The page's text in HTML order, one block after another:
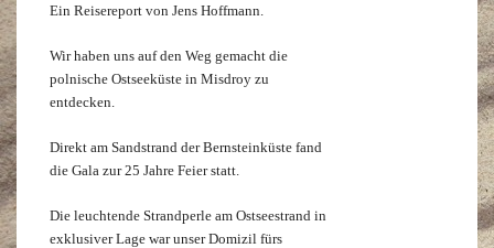
Ein Reisereport von Jens Hoffmann.
Wir haben uns auf den Weg gemacht die
polnische Ostseeküste in Misdroy zu
entdecken.
Direkt am Sandstrand der Bernsteinküste fand
die Gala zur 25 Jahre Feier statt.
Die leuchtende Strandperle am Ostseestrand in
exklusiver Lage war unser Domizil fürs